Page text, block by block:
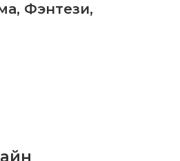
, Фэнтези,